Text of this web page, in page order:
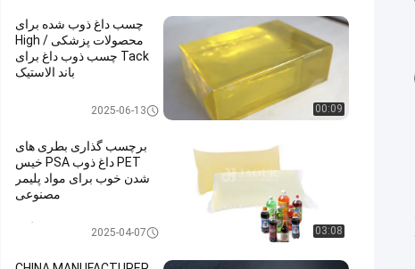
00:09
چسب داغ ذوب شده برای
محصولات پزشکی / High
Tack چسب ذوب داغ برای
باند الاستیک
چسب داغ ذوب برای محصولات پز
2025-06-13
03:08
برچسب گذاری بطری های
PET داغ ذوب PSA خیس
شدن خوب برای مواد پلیمر
مصنوعی
چسب حساس به فشار ذوب گرم
2025-04-07